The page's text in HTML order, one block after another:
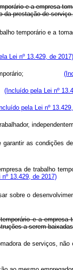
e a empresa
da prestação de serviço.
temporário e a
Lei nº 13.429, de 2017)
temporário;
(Incluído pela Lei nº
pela Lei nº
trabalhador,
as condições
de trabalho
13.429, de 2017)
sobre o
e a
a serem
de